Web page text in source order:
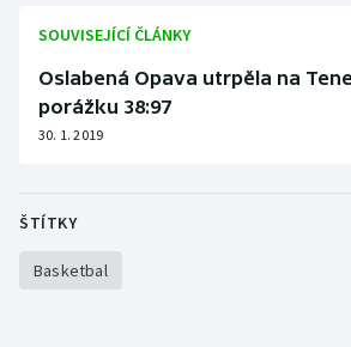
Short track
Sportovní střelba
Stolní tenis
Veslování
SOUVISEJÍCÍ ČLÁNKY
Oslabená Opava utrpěla na
porážku 38:97
30. 1. 2019
ŠTÍTKY
Basketbal